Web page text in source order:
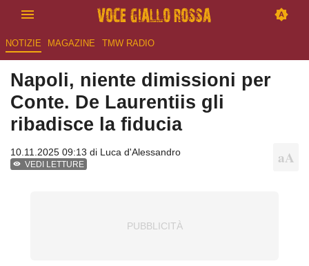
NOTIZIE MAGAZINE TMW RADIO
Napoli, niente dimissioni per
Conte. De Laurentiis gli
ribadisce la fiducia
10.11.2025 09:13 di Luca d'Alessandro
VEDI LETTURE